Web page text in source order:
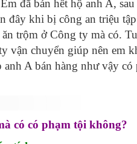
đã bán hết hộ anh A, sau
đây khi bị công an triệu
trộm ở Công ty mà có.
vận chuyển giúp nên em
A bán hàng như vậy có
có có phạm tội không?